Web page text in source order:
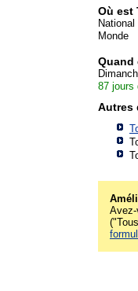
Où est
National
Monde
Quand
87 jours
Autres